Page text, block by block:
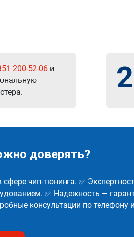
200-52-06 и
2
доверять?
сфере чип-тюнинга. ✅
✅ Надежность —
консультации по телефону